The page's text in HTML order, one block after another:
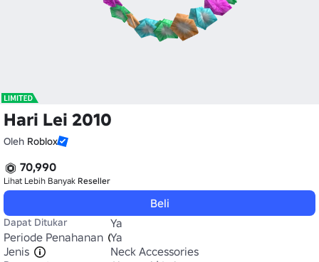
Hari Lei 2010
Oleh Roblox
70,990
Lihat Lebih Banyak Reseller
Beli
Dapat Ditukar
Ya
Periode Penahanan Ya
Jenis
Neck Accessories